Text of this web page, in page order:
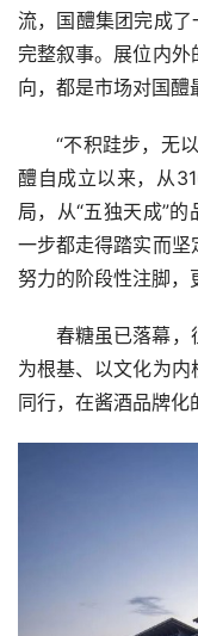
流，国醴集团完成了
完整叙事。展位内
向，都是市场对国醴
“不积跬步，无
醴自成立以来，从
局，从“五独天成”
一步都走得踏实而坚
努力的阶段性注脚，
春糖虽已落幕，
为根基、以文化为
同行，在酱酒品牌化